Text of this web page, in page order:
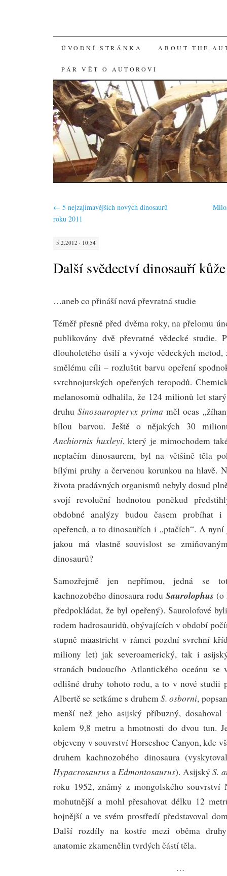
SKIP
TO
CONTENT
ÚVODNÍ STRÁNKA ABOUT THE
PÁR VĚT O AUTOROVI
← 5 nejzajímavějších nových dinosaurů
roku 2011
5.2.2012 · 10:54
Další svědectví dinosauří kůže
…aneb co přináší nová převratná studie
Téměř přesně před dvěma roky, na přelomu
publikovány dvě převratné vědecké studie.
dlouholetého úsilí a vývoje vědeckých metod,
smělému cíli – rozluštit barvu opeření
svrchnojurských opeřených teropodů.
melanosomů odhalila, že 124 milionů let
druhuSinosauropteryx primaměl ocas
bílou barvou. Ještě o nějakých 30
Anchiornis huxleyi, který je mimochodem
neptačím dinosaurem, byl na většině těla
bílými pruhy a červenou korunkou na hlavě.
života pradávných organismů nebyly dosud
svojí revoluční hodnotou poněkud
obdobné analýzy budou časem probíhat i
opeřenců, a to dinosauřích i „ptačích“. A
jakou má vlastně souvislost se
dinosaurů?
Samozřejmě jen nepřímou, jedná se
kachnozobého dinosaura rodu Saurolophus (o
předpokládat, že byl opeřený). Saurolofové
rodem hadrosauridů, obývajících v období
stupně maastricht v rámci pozdní svrchní
miliony let) jak severoamerický, tak i
stranách budoucího Atlantického oceánu se
odlišné druhy tohoto rodu, a to v nové studii
Albertě se setkáme s druhemS. osborni,
menší než jeho asijský příbuzný,
kolem 9,8 metru a hmotnosti do dvou tun.
objeveny v souvrství Horseshoe Canyon, kde
druhem kachnozobého dinosaura
Hypacrosaurus a Edmontosaurus). AsijskýS.
roku 1952, známý z mongolského souvrství
mohutnější a mohl přesahovat délku 12
hojnější a ve svém prostředí představoval
Další rozdíly na kostře mezi oběma
anatomie zkamenělin tvrdých částí těla.
…